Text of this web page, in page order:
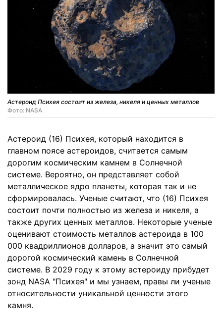
Астероид Психея состоит из железа, никеля и ценных металлов
Фото: NASA
Астероид (16) Психея, который находится в
главном поясе астероидов, считается самым
дорогим космическим камнем в Солнечной
системе. Вероятно, он представляет собой
металлическое ядро планеты, которая так и не
сформировалась. Ученые считают, что (16) Психея
состоит почти полностью из железа и никеля, а
также других ценных металлов. Некоторые ученые
оценивают стоимость металлов астероида в 100
000 квадриллионов долларов, а значит это самый
дорогой космический камень в Солнечной
системе. В 2029 году к этому астероиду прибудет
зонд NASA "Психея" и мы узнаем, правы ли ученые
относительности уникальной ценности этого
камня.